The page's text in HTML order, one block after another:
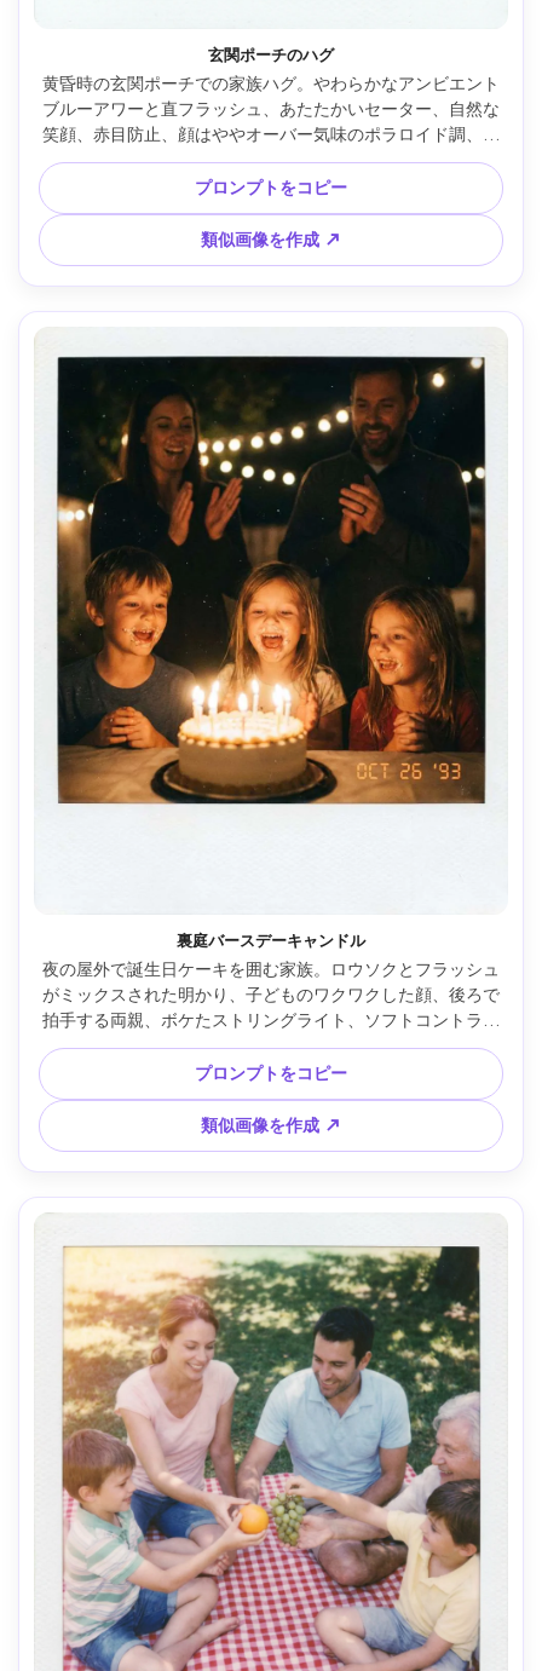
玄関ポーチのハグ
黄昏時の玄関ポーチでの家族ハグ。やわらかなアンビエント
ブルーアワーと直フラッシュ、あたたかいセーター、自然な
笑顔、赤目防止、顔はややオーバー気味のポラロイド調、色
味はオレンジ寄り、フィルムグレイン、片端のライトリー
ク、白枠、リアル描写、Fujifilm X-T5・23mm・中距離 --ar
4:5
プロンプトをコピー
類似画像を作成 ↗
裏庭バースデーキャンドル
夜の屋外で誕生日ケーキを囲む家族。ロウソクとフラッシュ
がミックスされた明かり、子どものワクワクした顔、後ろで
拍手する両親、ボケたストリングライト、ソフトコントラス
トで暖かいハイライトのポラロイド風、少しのグレイン＆ホ
コリ、軽いコーナービネット、白い縁、Nikon Z6 II・35mm
レンズ、ミッドショット --ar 4:5
プロンプトをコピー
類似画像を作成 ↗